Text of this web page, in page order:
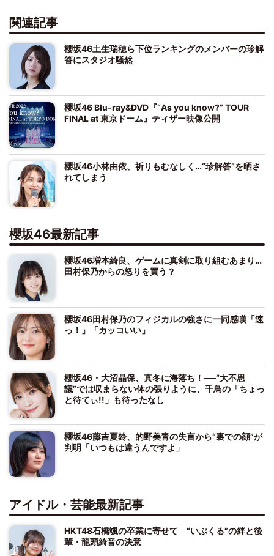
関連記事
櫻坂46土生瑞穂ら下位ランキングのメンバーの珍解
答にスタジオ騒然
櫻坂46 Blu-ray&DVD『“As you know?” TOUR
FINAL at 東京ドーム』ティザー映像公開
櫻坂46小林由依、祈りもむなしく…“珍解答”を晒さ
れてしまう
櫻坂46最新記事
櫻坂46増本綺良、ゲームに真剣に取り組むあまり…
田村保乃からの怒りを買う？
櫻坂46田村保乃のフィジカルの強さに一同感嘆「速
っ！」「カッコいい」
櫻坂46・大沼晶保、真冬に海落ち！──“大不思
議”では収まらない体の張りように、千鳥の「ちょっ
と待てぃ!!」も待ったなし
櫻坂46藤吉夏鈴、的野美青の失言から“裏での顔”が
判明「いつもは違うんですよ」
アイドル・芸能最新記事
HKT48石橋颯の卒業に寄せて “いぶくる”の絆と後
輩・龍頭綺音の決意